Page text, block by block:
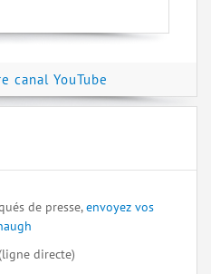
canal YouTube
de presse,envoyez vos
directe)